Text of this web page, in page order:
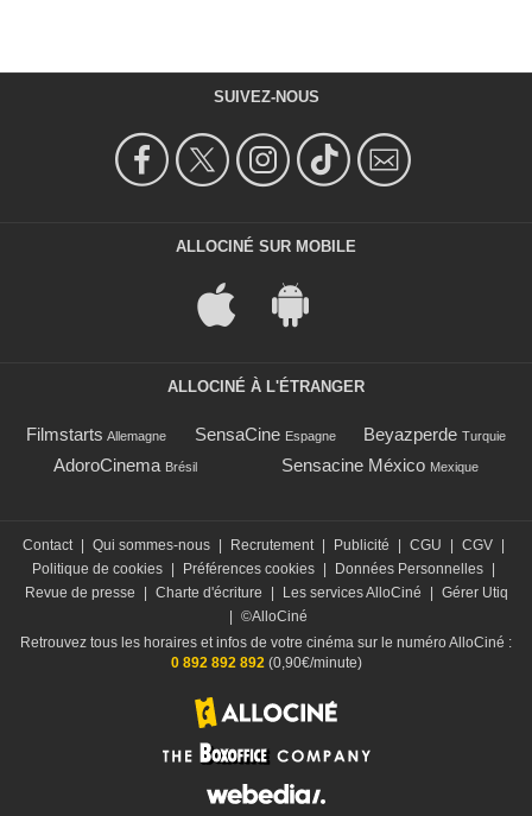
SUIVEZ-NOUS
ALLOCINÉ SUR MOBILE
ALLOCINÉ À L'ÉTRANGER
Filmstarts Allemagne SensaCine Espagne Beyazperde Turquie
AdoroCinema Brésil Sensacine México Mexique
Contact Qui sommes-nous Recrutement Publicité CGU CGV
Politique de cookies
Préférences cookies Données Personnelles
Revue de presse
Charte d'écriture Les services AlloCiné
Gérer Utiq
©AlloCiné
Retrouvez tous les horaires et infos de votre cinéma sur le numéro AlloCiné :
0 892 892 892(0,90€/minute)